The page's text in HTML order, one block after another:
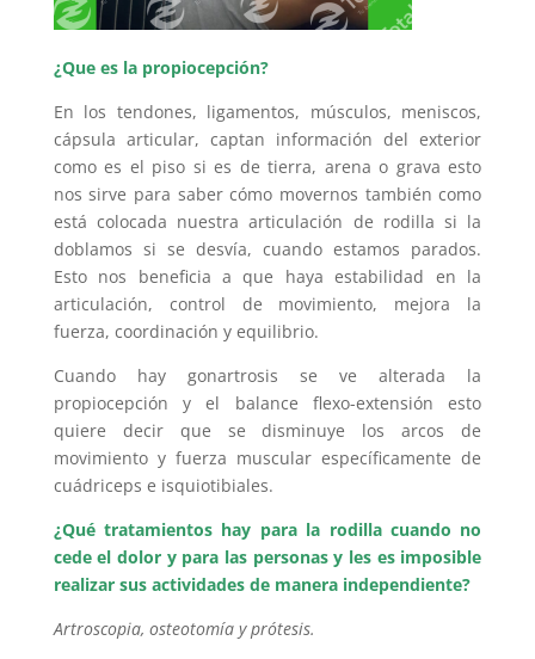
¿Que es la propiocepción?
En los tendones, ligamentos, músculos, meniscos,
cápsula articular, captan información del exterior
como es el piso si es de tierra, arena o grava esto
nos sirve para saber cómo movernos también como
está colocada nuestra articulación de rodilla si la
doblamos si se desvía, cuando estamos parados.
Esto nos beneficia a que haya estabilidad en la
articulación, control de movimiento, mejora la
fuerza, coordinación y equilibrio.
Cuando hay gonartrosis se ve alterada la
propiocepción y el balance flexo-extensión esto
quiere decir que se disminuye los arcos de
movimiento y fuerza muscular específicamente de
cuádriceps e isquiotibiales.
¿Qué tratamientos hay para la rodilla cuando no
cede el dolor y para las personas y les es imposible
realizar sus actividades de manera independiente?
Artroscopia, osteotomía y prótesis.